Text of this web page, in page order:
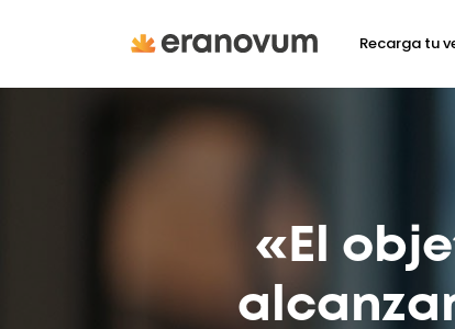
Recarga tu
«El